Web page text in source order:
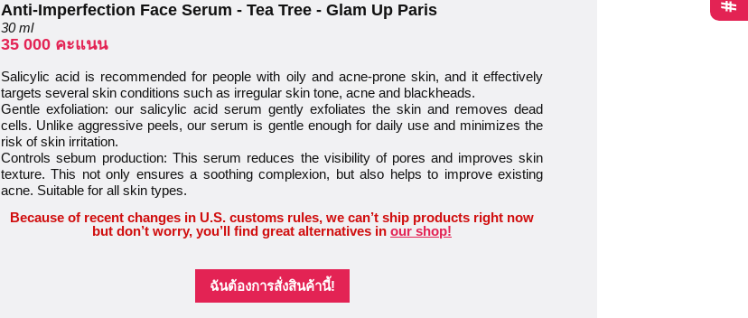
Anti-Imperfection Face Serum - Tea Tree - Glam Up Paris
30 ml
35 000 คะแนน
Salicylic acid is recommended for people with oily and acne-prone skin, and it effectively
targets several skin conditions such as irregular skin tone, acne and blackheads.
Gentle exfoliation: our salicylic acid serum gently exfoliates the skin and removes dead
cells. Unlike aggressive peels, our serum is gentle enough for daily use and minimizes the
risk of skin irritation.
Controls sebum production: This serum reduces the visibility of pores and improves skin
texture. This not only ensures a soothing complexion, but also helps to improve existing
acne. Suitable for all skin types.
Because of recent changes in U.S. customs rules, we can’t ship products right now
but don’t worry, you’ll find great alternatives in our shop!
ฉันต้องการสั่งสินค้านี้!